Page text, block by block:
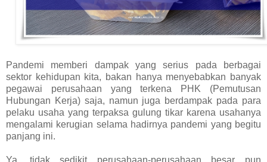
Pandemi memberi dampak yang serius pada berbagai
sektor kehidupan kita, bakan hanya menyebabkan banyak
pegawai perusahaan yang terkena PHK (Pemutusan
Hubungan Kerja) saja, namun juga berdampak pada para
pelaku usaha yang terpaksa gulung tikar karena usahanya
mengalami kerugian selama hadirnya pandemi yang begitu
panjang ini.
Ya, tidak sedikit perusahaan-perusahaan besar pun